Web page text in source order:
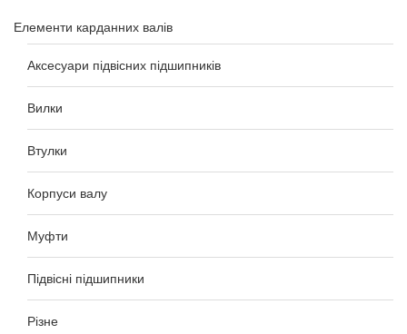
Елементи карданних валів
Аксесуари підвісних підшипників
Вилки
Втулки
Корпуси валу
Муфти
Підвісні підшипники
Різне